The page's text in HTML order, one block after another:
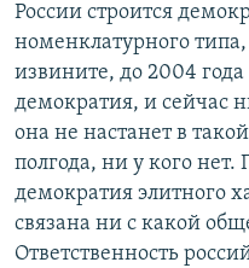
России строится
номенклатурного
извините, до 2004
демократия, и сейчас
она не настанет в
полгода, ни у кого нет.
демократия элитного
связана ни с какой
Ответственность